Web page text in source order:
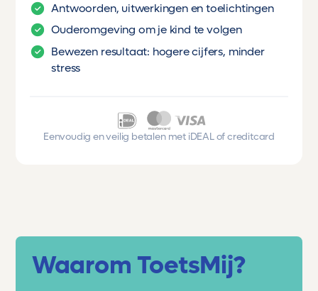
Antwoorden, uitwerkingen en toelichtingen
Ouderomgeving om je kind te volgen
Bewezen resultaat: hogere cijfers, minder
stress
Eenvoudig en veilig betalen met iDEAL of creditcard
Waarom ToetsMij?